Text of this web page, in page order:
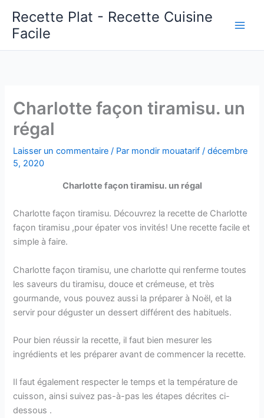
contenu
Recette Plat - Recette Cuisine
Facile
Charlotte façon tiramisu. un
régal
Laisser un commentaire / Par mondir mouatarif/décembre
5, 2020
Charlotte façon tiramisu. un régal
Charlotte façon tiramisu. Découvrez la recette de Charlotte
façon tiramisu ,pour épater vos invités! Une recette facile et
simple à faire.
Charlotte façon tiramisu, une charlotte qui renferme toutes
les saveurs du tiramisu, douce et crémeuse, et très
gourmande, vous pouvez aussi la préparer à Noël, et la
servir pour déguster un dessert différent des habituels.
Pour bien réussir la recette, il faut bien mesurer les
ingrédients et les préparer avant de commencer la recette.
Il faut également respecter le temps et la température de
cuisson, ainsi suivez pas-à-pas les étapes décrites ci-
dessous .